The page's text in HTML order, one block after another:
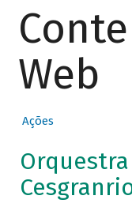
Web
Ações